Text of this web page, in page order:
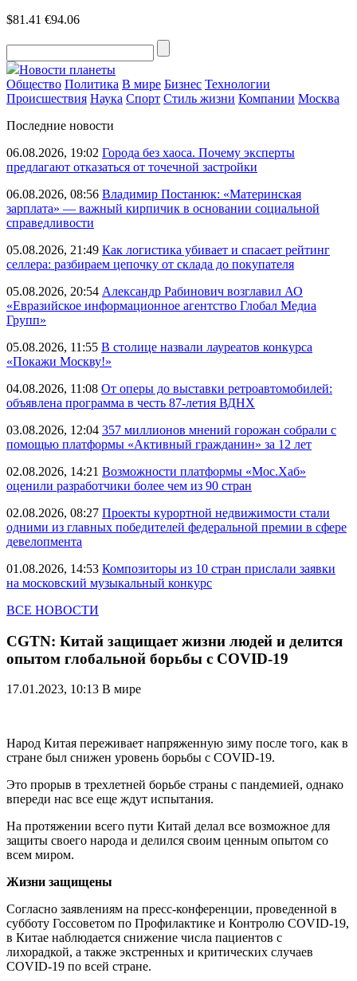
$81.41 €94.06
Новости планеты
Общество Политика В мире Бизнес Технологии
Происшествия Наука Спорт Стиль жизни Компании Москва
Последние новости
06.08.2026, 19:02 Города без хаоса. Почему эксперты
предлагают отказаться от точечной застройки
06.08.2026, 08:56 Владимир Постанюк: «Материнская
зарплата» — важный кирпичик в основании социальной
справедливости
05.08.2026, 21:49 Как логистика убивает и спасает рейтинг
селлера: разбираем цепочку от склада до покупателя
05.08.2026, 20:54 Александр Рабинович возглавил АО
«Евразийское информационное агентство Глобал Медиа
Групп»
05.08.2026, 11:55 В столице назвали лауреатов конкурса
«Покажи Москву!»
04.08.2026, 11:08 От оперы до выставки ретроавтомобилей:
объявлена программа в честь 87-летия ВДНХ
03.08.2026, 12:04 357 миллионов мнений горожан собрали с
помощью платформы «Активный гражданин» за 12 лет
02.08.2026, 14:21 Возможности платформы «Мос.Хаб»
оценили разработчики более чем из 90 стран
02.08.2026, 08:27 Проекты курортной недвижимости стали
одними из главных победителей федеральной премии в сфере
девелопмента
01.08.2026, 14:53 Композиторы из 10 стран прислали заявки
на московский музыкальный конкурс
ВСЕ НОВОСТИ
CGTN: Китай защищает жизни людей и делится
опытом глобальной борьбы с COVID-19
17.01.2023, 10:13 В мире
Народ Китая переживает напряженную зиму после того, как в
стране был снижен уровень борьбы с COVID-19.
Это прорыв в трехлетней борьбе страны с пандемией, однако
впереди нас все еще ждут испытания.
На протяжении всего пути Китай делал все возможное для
защиты своего народа и делился своим ценным опытом со
всем миром.
Жизни защищены
Согласно заявлениям на пресс-конференции, проведенной в
субботу Госсоветом по Профилактике и Контролю COVID-19,
в Китае наблюдается снижение числа пациентов с
лихорадкой, а также экстренных и критических случаев
COVID-19 по всей стране.